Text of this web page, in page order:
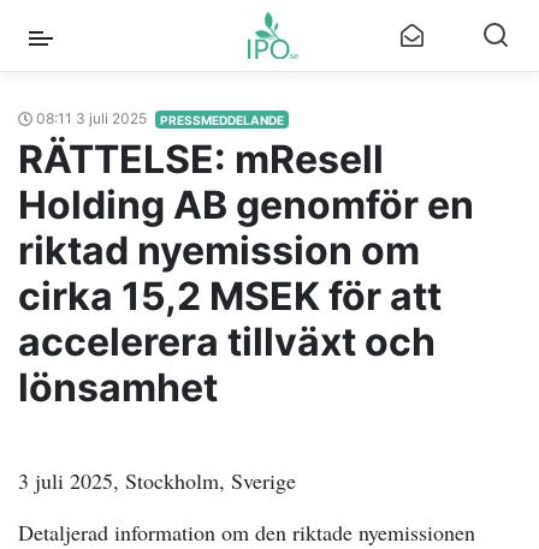
08:11 3 juli 2025 PRESSMEDDELANDE
RÄTTELSE: mResell
Holding AB genomför en
riktad nyemission om
cirka 15,2 MSEK för att
accelerera tillväxt och
lönsamhet
3 juli 2025, Stockholm, Sverige
Detaljerad information om den riktade nyemissionen